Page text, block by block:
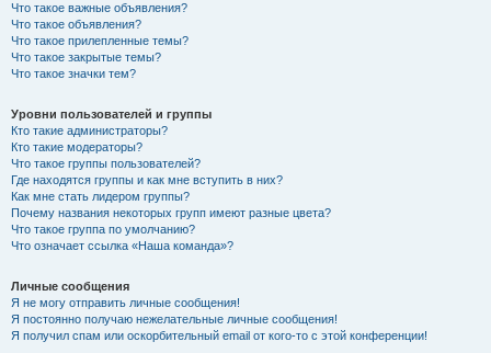
Что такое важные объявления?
Что такое объявления?
Что такое прилепленные темы?
Что такое закрытые темы?
Что такое значки тем?
Уровни пользователей и группы
Кто такие администраторы?
Кто такие модераторы?
Что такое группы пользователей?
Где находятся группы и как мне вступить в них?
Как мне стать лидером группы?
Почему названия некоторых групп имеют разные цвета?
Что такое группа по умолчанию?
Что означает ссылка «Наша команда»?
Личные сообщения
Я не могу отправить личные сообщения!
Я постоянно получаю нежелательные личные сообщения!
Я получил спам или оскорбительный email от кого-то с этой конференции!